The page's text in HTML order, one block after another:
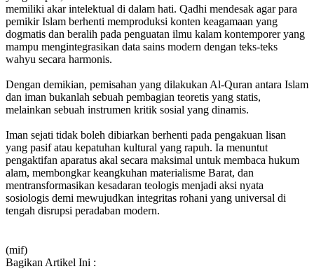
memiliki akar intelektual di dalam hati. Qadhi mendesak agar para
pemikir Islam berhenti memproduksi konten keagamaan yang
dogmatis dan beralih pada penguatan ilmu kalam kontemporer yang
mampu mengintegrasikan data sains modern dengan teks-teks
wahyu secara harmonis.
Dengan demikian, pemisahan yang dilakukan Al-Quran antara Islam
dan iman bukanlah sebuah pembagian teoretis yang statis,
melainkan sebuah instrumen kritik sosial yang dinamis.
Iman sejati tidak boleh dibiarkan berhenti pada pengakuan lisan
yang pasif atau kepatuhan kultural yang rapuh. Ia menuntut
pengaktifan aparatus akal secara maksimal untuk membaca hukum
alam, membongkar keangkuhan materialisme Barat, dan
mentransformasikan kesadaran teologis menjadi aksi nyata
sosiologis demi mewujudkan integritas rohani yang universal di
tengah disrupsi peradaban modern.
(mif)
Bagikan Artikel Ini :